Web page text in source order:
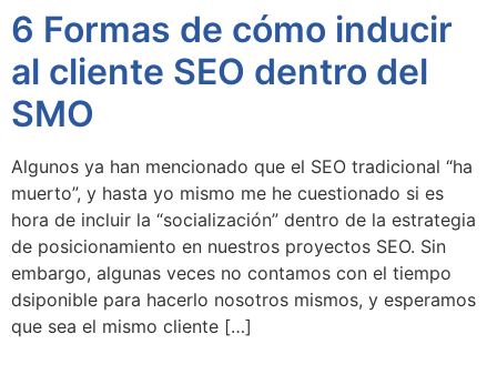
6 Formas de cómo inducir
al cliente SEO dentro del
SMO
Algunos ya han mencionado que el SEO tradicional “ha
muerto”, y hasta yo mismo me he cuestionado si es
hora de incluir la “socialización” dentro de la estrategia
de posicionamiento en nuestros proyectos SEO. Sin
embargo, algunas veces no contamos con el tiempo
dsiponible para hacerlo nosotros mismos, y esperamos
que sea el mismo cliente […]